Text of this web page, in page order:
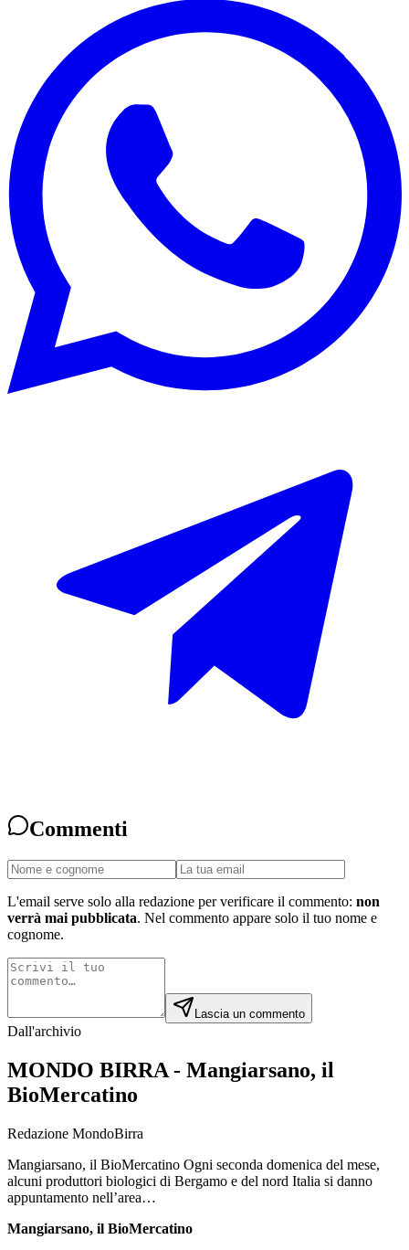
Commenti
L'email serve solo alla redazione per verificare il commento: non
verrà mai pubblicata. Nel commento appare solo il tuo nome e
cognome.
Lascia un commento
Dall'archivio
MONDO BIRRA - Mangiarsano, il
BioMercatino
Redazione MondoBirra
Mangiarsano, il BioMercatino Ogni seconda domenica del mese,
alcuni produttori biologici di Bergamo e del nord Italia si danno
appuntamento nell’area…
Mangiarsano, il BioMercatino